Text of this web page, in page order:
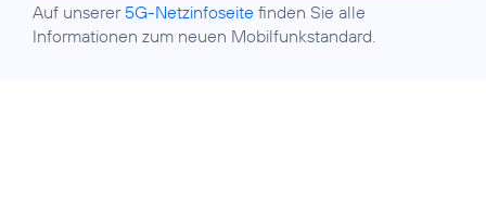
Auf unserer 5G-Netzinfoseite finden Sie alle
Informationen zum neuen Mobilfunkstandard.